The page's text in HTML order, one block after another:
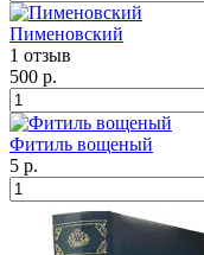
Пименовский
1 отзыв
500 р.
Фитиль вощеный
5 р.